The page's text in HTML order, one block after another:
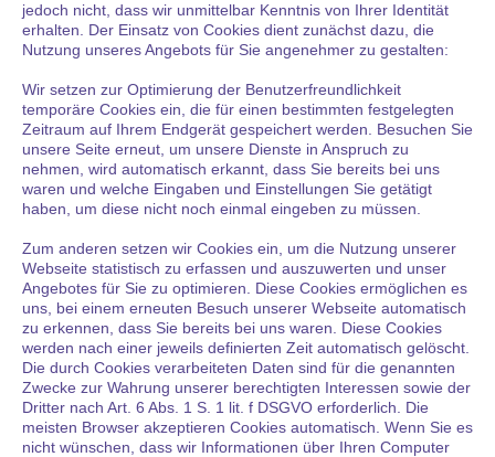
jedoch nicht, dass wir unmittelbar Kenntnis von Ihrer Identität
erhalten. Der Einsatz von Cookies dient zunächst dazu, die
Nutzung unseres Angebots für Sie angenehmer zu gestalten:
Wir setzen zur Optimierung der Benutzerfreundlichkeit
temporäre Cookies ein, die für einen bestimmten festgelegten
Zeitraum auf Ihrem Endgerät gespeichert werden. Besuchen Sie
unsere Seite erneut, um unsere Dienste in Anspruch zu
nehmen, wird automatisch erkannt, dass Sie bereits bei uns
waren und welche Eingaben und Einstellungen Sie getätigt
haben, um diese nicht noch einmal eingeben zu müssen.
Zum anderen setzen wir Cookies ein, um die Nutzung unserer
Webseite statistisch zu erfassen und auszuwerten und unser
Angebotes für Sie zu optimieren. Diese Cookies ermöglichen es
uns, bei einem erneuten Besuch unserer Webseite automatisch
zu erkennen, dass Sie bereits bei uns waren. Diese Cookies
werden nach einer jeweils definierten Zeit automatisch gelöscht.
Die durch Cookies verarbeiteten Daten sind für die genannten
Zwecke zur Wahrung unserer berechtigten Interessen sowie der
Dritter nach Art. 6 Abs. 1 S. 1 lit. f DSGVO erforderlich. Die
meisten Browser akzeptieren Cookies automatisch. Wenn Sie es
nicht wünschen, dass wir Informationen über Ihren Computer